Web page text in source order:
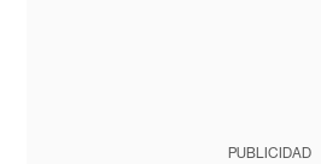
PUBLICIDAD